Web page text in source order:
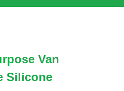
Van
Silicone